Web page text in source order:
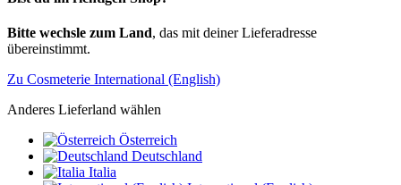
Bitte wechsle zum Land, das mit deiner Lieferadresse
übereinstimmt.
Zu Cosmeterie International (English)
Anderes Lieferland wählen
Österreich
Deutschland
Italia